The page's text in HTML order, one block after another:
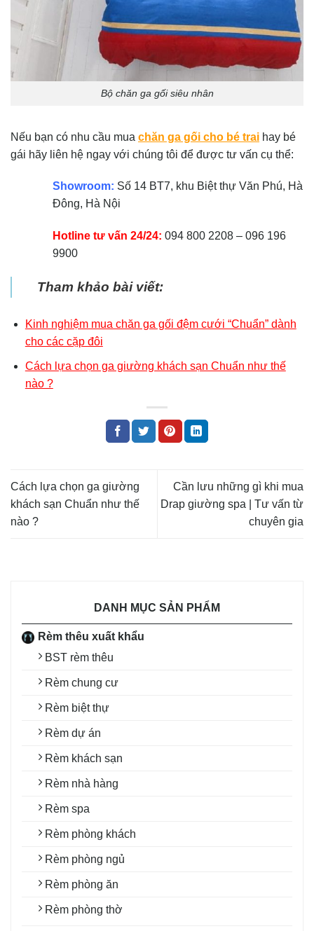
DANH MỤC SẢN PHẨM
Rèm thêu xuất khẩu
BST rèm thêu
Rèm chung cư
Rèm biệt thự
Rèm dự án
Rèm khách sạn
Rèm nhà hàng
Rèm spa
Rèm phòng khách
Rèm phòng ngủ
Rèm phòng ăn
Rèm phòng thờ
Bộ chăn ga gối siêu nhân
Nếu bạn có nhu cầu mua chăn ga gối cho bé trai hay bé
gái hãy liên hệ ngay với chúng tôi để được tư vấn cụ thể:
Showroom: Số 14 BT7, khu Biệt thự Văn Phú, Hà
Đông, Hà Nội
Hotline tư vấn 24/24: 094 800 2208 – 096 196
9900
Tham khảo bài viết:
Kinh nghiệm mua chăn ga gối đệm cưới “Chuẩn” dành
cho các cặp đôi
Cách lựa chọn ga giường khách sạn Chuẩn như thế
nào ?
Cách lựa chọn ga giường
khách sạn Chuẩn như thế
nào ?
Cần lưu những gì khi mua
Drap giường spa | Tư vấn từ
chuyên gia